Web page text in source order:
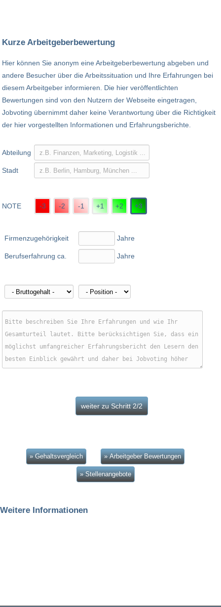
Kurze Arbeitgeberbewertung
Hier können Sie anonym eine Arbeitgeberbewertung abgeben und
andere Besucher über die Arbeitssituation und Ihre Erfahrungen bei
diesem Arbeitgeber informieren. Die hier veröffentlichten
Bewertungen sind von den Nutzern der Webseite eingetragen,
Jobvoting übernimmt daher keine Verantwortung über die Richtigkeit
der hier vorgestellten Informationen und Erfahrungsberichte.
Abteilung
Stadt
NOTE -3 -2 -1 +1 +2 +3
Firmenzugehörigkeit
Berufserfahrung ca.
Jahre
Jahre
» Gehaltsvergleich » Arbeitgeber Bewertungen
» Stellenangebote
Weitere Informationen